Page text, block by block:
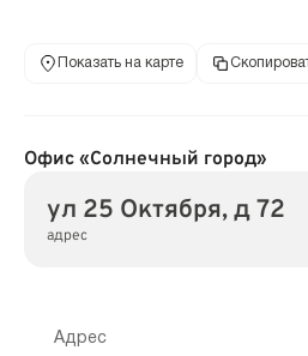
Показать на карте
Офис «Солнечный город»
ул 25 Октября, д 72
адрес
Адрес